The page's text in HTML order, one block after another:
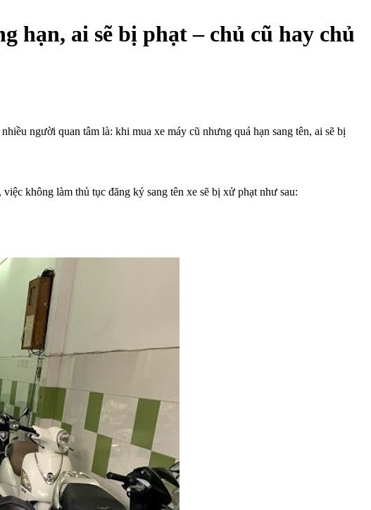
hạn, ai sẽ bị phạt – chủ cũ hay chủ
người quan tâm là: khi mua xe máy cũ nhưng quá hạn sang tên, ai sẽ bị
không làm thủ tục đăng ký sang tên xe sẽ bị xử phạt như sau: